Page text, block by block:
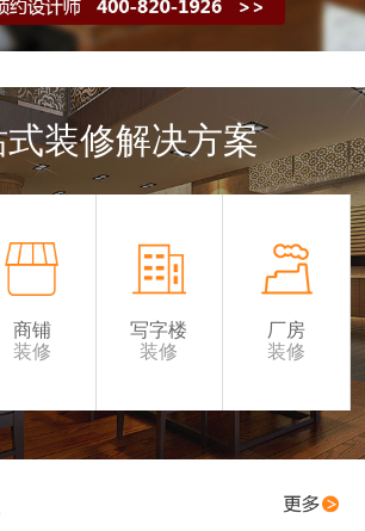
式装修解决方案
商铺
装修
写字楼
装修
厂房
装修